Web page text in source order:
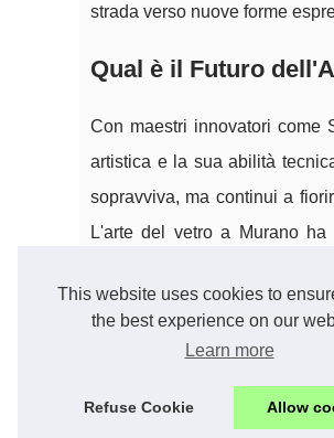
This website uses cookies to
the best experience on our
Learn more
Refuse Cookie Allow
strada verso nuove forme
Qual è il Futuro
Con maestri innovatori come
artistica e la sua abilità
sopravviva, ma continui a
L'arte del vetro a Murano
innovatore per il suo
essere sinonimo di eccellenza